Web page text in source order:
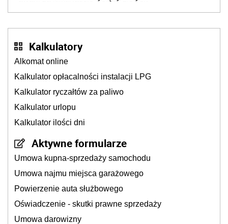
Kalkulatory
Alkomat online
Kalkulator opłacalności instalacji LPG
Kalkulator ryczałtów za paliwo
Kalkulator urlopu
Kalkulator ilości dni
Aktywne formularze
Umowa kupna-sprzedaży samochodu
Umowa najmu miejsca garażowego
Powierzenie auta służbowego
Oświadczenie - skutki prawne sprzedaży
Umowa darowizny